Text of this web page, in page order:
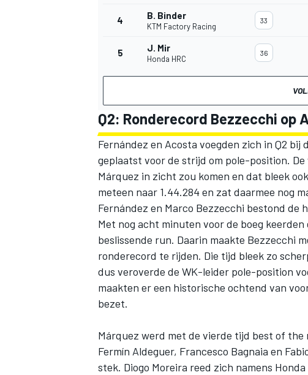
4 B. Binder
KTM Factory Racing
33
5 J. Mir
Honda HRC
36
Q2: Ronderecord Bezzecchi op
Fernández en Acosta voegden zich in Q2
geplaatst voor de strijd om pole-position.
Márquez in zicht zou komen en dat bleek
meteen naar 1.44.284 en zat daarmee nog
Fernández en Marco Bezzecchi bestond de
Met nog acht minuten voor de boeg
beslissende run. Daarin maakte Bezzecchi
ronderecord te rijden. Die tijd bleek zo
dus veroverde de WK-leider pole-position
maakten er een historische ochtend van
bezet.
Márquez werd met de vierde tijd best of
Fermín Aldeguer, Francesco Bagnaia en
stek. Diogo Moreira reed zich namens Honda